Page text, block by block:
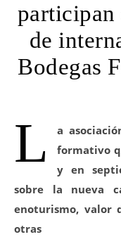
participan
de
Bodegas
L
a
formativo
y en
sobre la nueva
enoturismo, valor
otras